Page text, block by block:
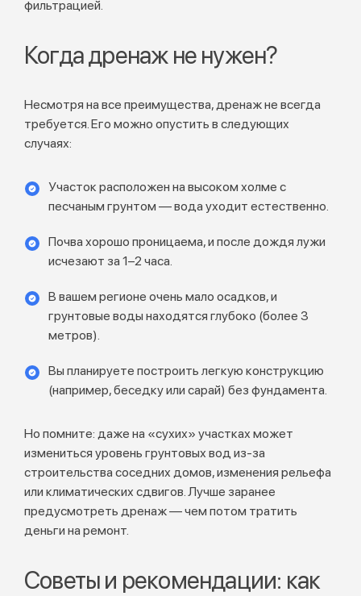
фильтрацией.
Когда дренаж не нужен?
Несмотря на все преимущества, дренаж не всегда
требуется. Его можно опустить в следующих
случаях:
Участок расположен на высоком холме с
песчаным грунтом — вода уходит естественно.
Почва хорошо проницаема, и после дождя лужи
исчезают за 1–2 часа.
В вашем регионе очень мало осадков, и
грунтовые воды находятся глубоко (более 3
метров).
Вы планируете построить легкую конструкцию
(например, беседку или сарай) без фундамента.
Но помните: даже на «сухих» участках может
измениться уровень грунтовых вод из-за
строительства соседних домов, изменения рельефа
или климатических сдвигов. Лучше заранее
предусмотреть дренаж — чем потом тратить
деньги на ремонт.
Советы и рекомендации: как